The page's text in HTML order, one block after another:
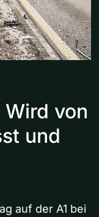
von
und
auf der A1 bei